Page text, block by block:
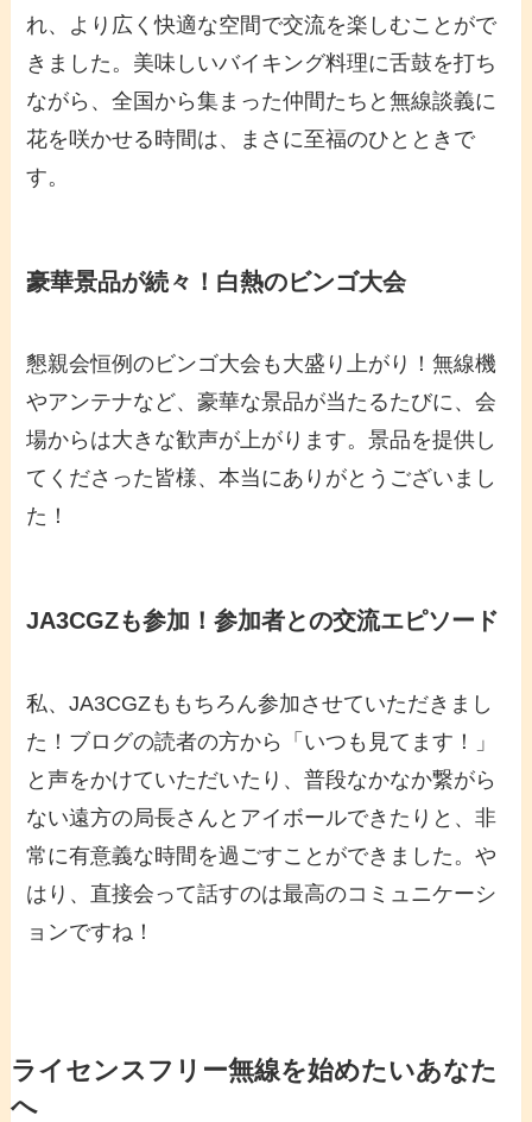
れ、より広く快適な空間で交流を楽しむことがで
きました。美味しいバイキング料理に舌鼓を打ち
ながら、全国から集まった仲間たちと無線談義に
花を咲かせる時間は、まさに至福のひとときで
す。
豪華景品が続々！白熱のビンゴ大会
懇親会恒例のビンゴ大会も大盛り上がり！無線機
やアンテナなど、豪華な景品が当たるたびに、会
場からは大きな歓声が上がります。景品を提供し
てくださった皆様、本当にありがとうございまし
た！
JA3CGZも参加！参加者との交流エピソード
私、JA3CGZももちろん参加させていただきまし
た！ブログの読者の方から「いつも見てます！」
と声をかけていただいたり、普段なかなか繋がら
ない遠方の局長さんとアイボールできたりと、非
常に有意義な時間を過ごすことができました。や
はり、直接会って話すのは最高のコミュニケーシ
ョンですね！
ライセンスフリー無線を始めたいあなた
へ